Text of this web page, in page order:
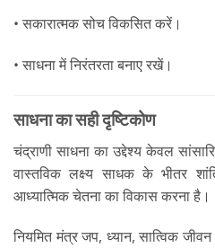
• सकारात्मक सोच विकसित करें।
• साधना में निरंतरता बनाए रखें।
साधना का सही दृष्टिकोण
चंद्राणी साधना का उद्देश्य केवल
वास्तविक लक्ष्य साधक के भीतर
आध्यात्मिक चेतना का विकास करना है।
नियमित मंत्र जप, ध्यान, सात्विक